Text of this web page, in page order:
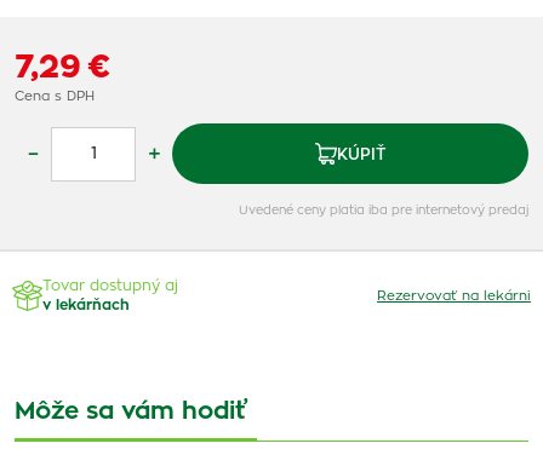
7,29 €
Cena s DPH
– + KÚPIŤ
Uvedené ceny platia iba pre internetový predaj
Tovar dostupný aj
v lekárňach
Rezervovať na lekárni
Môže sa vám hodiť